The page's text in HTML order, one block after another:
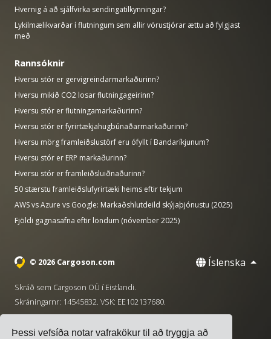
Þessi vefsíða notar vafrakökur til að tryggja að
Hvernig á að sjálfvirka sendingatilkynningar?
Lykilmælikvarðar í flutningum sem allir vörustjórar ættu að fylgjast
með
Rannsóknir
Hversu stór er gervigreindarmarkaðurinn?
Hversu mikið CO2 losar flutningageirinn?
Hversu stór er flutningamarkaðurinn?
Hversu stór er fyrirtækjahugbúnaðarmarkaðurinn?
Hversu mörg framleiðslustörf eru ófyllt í Bandaríkjunum?
Hversu stór er ERP markaðurinn?
Hversu stór er framleiðsluiðnaðurinn?
50 stærstu framleiðslufyrirtæki heims eftir tekjum
AWS vs Azure vs Google: Markaðshlutdeild skýjaþjónustu (2025)
Fjöldi gagnasafna eftir löndum (nóvember 2025)
© 2026 Cargoson.com Íslenska
Skráð sem Cargoson OÜ í Eistlandi.
Skráningarnr: 14545832. VSK: EE102137680.